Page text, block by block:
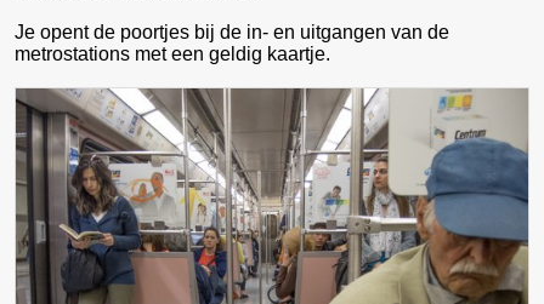
Je opent de poortjes bij de in- en uitgangen van de
metrostations met een geldig kaartje.